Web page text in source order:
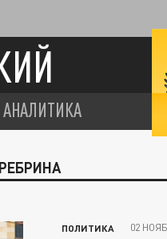
АНАЛИТИКА
ПОЛИТИКА 02